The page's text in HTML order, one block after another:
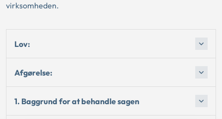
virksomheden.
Lov:
Afgørelse:
1. Baggrund for at behandle sagen